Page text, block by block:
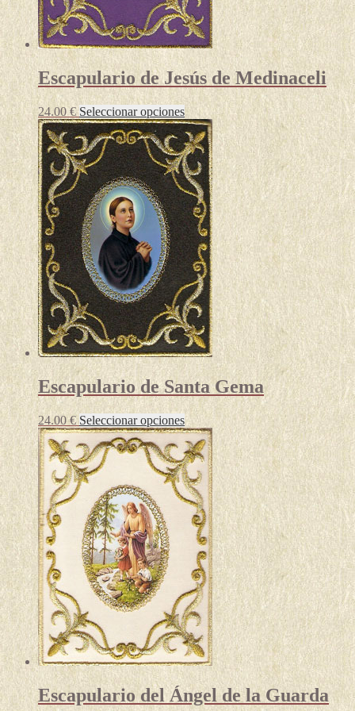
Escapulario de Jesús de Medinaceli
24.00€ Seleccionar opcionesEste
producto
tiene
múltiples
variantes.
Las
opciones
se
pueden
elegir
en
la
página
de
producto
Escapulario de Santa Gema
24.00€ Seleccionar opcionesEste
producto
tiene
múltiples
variantes.
Las
opciones
se
pueden
elegir
la
página
de
producto
Escapulario del Ángel de la Guarda